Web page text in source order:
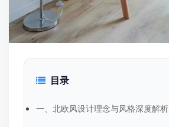
目录
一、北欧风设计理念与风格深度解析